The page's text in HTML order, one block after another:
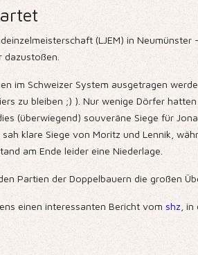
(LJEM) in
dazustoßen.
im Schweizer System ausgetragen
zu bleiben ;) ). Nur wenige Dörfer
(überwiegend) souveräne Siege für
klare Siege von Moritz und Lennik,
am Ende leider eine Niederlage.
Partien der Doppelbauern die großen
einen interessanten Bericht vomshz ,